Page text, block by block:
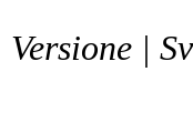
Versione |